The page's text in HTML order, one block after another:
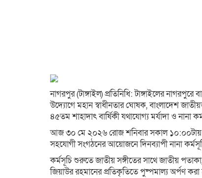
নাগরপুর (টাঙ্গাইল) প্রতিনিধি: টাঙ্গাইলের
উদ্যোগে মহান স্বাধীনতার ঘোষক, বাংলাদেশ
৪৫তম শাহাদাৎ বার্ষিকী যথাযোগ্য মর্যাদা ও নানা
আজ ৩০ মে ২০২৬ রোজ শনিবার সকাল ১০:০০টায়
সহযোগী সংগঠনের আয়োজনে দিনব্যাপী নানা
কর্মসূচি শুরুতে জাতীয় সঙ্গীতের সাথে জাতীয়
জিয়াউর রহমানের প্রতিকৃতিতে পুষ্পমাল্য অর্পণ করা